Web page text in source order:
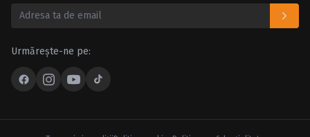
Urmărește-ne pe: